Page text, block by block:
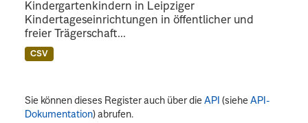
Kindergartenkindern in Leipziger
Kindertageseinrichtungen in öffentlicher und
freier Trägerschaft...
CSV
Sie können dieses Register auch über dieAPI (sieheAPI-
Dokumentation) abrufen.